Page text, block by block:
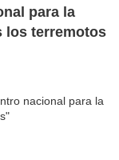
para la
los terremotos